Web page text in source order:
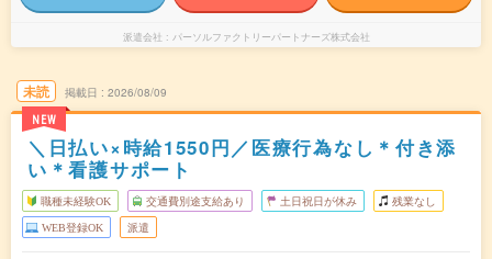
派遣会社 パーソルファクトリーパートナーズ株式会社
未読
NEW
掲載日 2026/08/09
＼日払い×時給1550円／医療行為なし＊付き添
い＊看護サポート
職種未経験OK 交通費別途支給あり 土日祝日が休み 残業なし
WEB登録OK 派遣